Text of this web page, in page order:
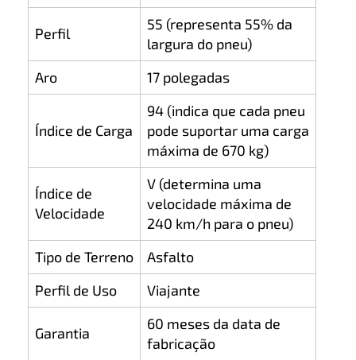
Perfil
55 (representa 55% da
largura do pneu)
Aro
17 polegadas
Índice de Carga
94 (indica que cada pneu
pode suportar uma carga
máxima de 670 kg)
Índice de
Velocidade
V (determina uma
velocidade máxima de
240 km/h para o pneu)
Tipo de Terreno
Asfalto
Perfil de Uso
Viajante
Garantia
60 meses da data de
fabricação